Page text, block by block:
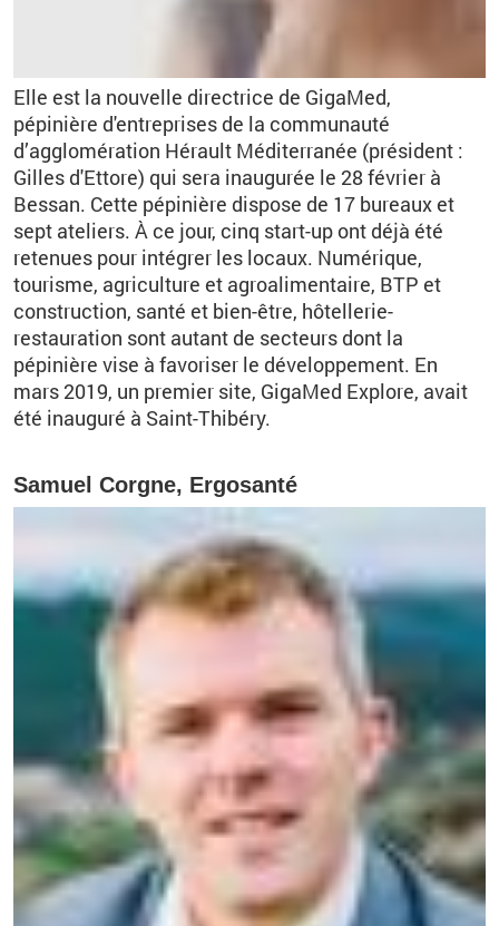
Elle est la nouvelle directrice de GigaMed,
pépinière d'entreprises de la communauté
d’agglomération Hérault Méditerranée (président :
Gilles d'Ettore) qui sera inaugurée le 28 février à
Bessan. Cette pépinière dispose de 17 bureaux et
sept ateliers. À ce jour, cinq start-up ont déjà été
retenues pour intégrer les locaux. Numérique,
tourisme, agriculture et agroalimentaire, BTP et
construction, santé et bien-être, hôtellerie-
restauration sont autant de secteurs dont la
pépinière vise à favoriser le développement. En
mars 2019, un premier site, GigaMed Explore, avait
été inauguré à Saint-Thibéry.
Samuel Corgne, Ergosanté